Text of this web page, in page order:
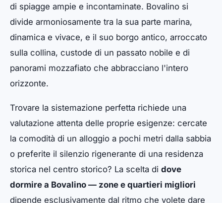
di spiagge ampie e incontaminate. Bovalino si
divide armoniosamente tra la sua parte marina,
dinamica e vivace, e il suo borgo antico, arroccato
sulla collina, custode di un passato nobile e di
panorami mozzafiato che abbracciano l'intero
orizzonte.
Trovare la sistemazione perfetta richiede una
valutazione attenta delle proprie esigenze: cercate
la comodità di un alloggio a pochi metri dalla sabbia
o preferite il silenzio rigenerante di una residenza
storica nel centro storico? La scelta di dove
dormire a Bovalino — zone e quartieri migliori
dipende esclusivamente dal ritmo che volete dare